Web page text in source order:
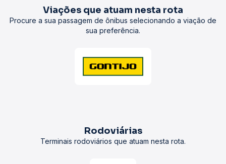
Viações que atuam nesta rota
Procure a sua passagem de ônibus selecionando a viação de
sua preferência.
Rodoviárias
Terminais rodoviários que atuam nesta rota.